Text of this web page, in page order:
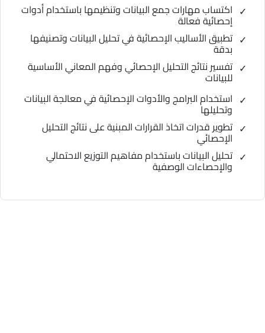
اكتساب مهارات جمع البيانات وتنظيمها باستخدام أدوات
إحصائية فعالة
تطبيق الأساليب الإحصائية في تحليل البيانات وتصنيفها
بدقة
تفسير نتائج التحليل الإحصائي وفهم المعاني الأساسية
للبيانات
استخدام البرامج والأدوات الإحصائية في معالجة البيانات
وتحليلها
تطوير قدرات اتخاذ القرارات المبنية على نتائج التحليل
الإحصائي
تحليل البيانات باستخدام مفاهيم التوزيع الاحتمالي
والإحصاءات الوصفية